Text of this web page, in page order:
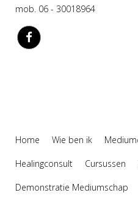
mob. 06 - 30018964
Home Wie ben ik
Healingconsult Cursussen
Demonstratie Mediumschap